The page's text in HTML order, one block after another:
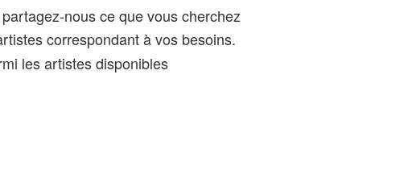
nous ce que vous cherchez
correspondant à vos besoins.
les artistes disponibles